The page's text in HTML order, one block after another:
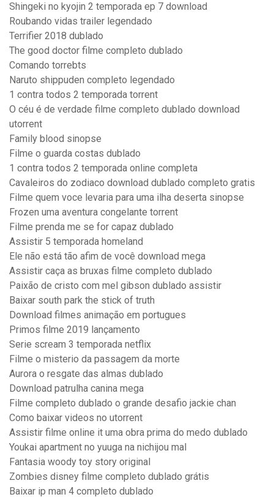
Shingeki no kyojin 2 temporada ep 7 download
Roubando vidas trailer legendado
Terrifier 2018 dublado
The good doctor filme completo dublado
Comando torrebts
Naruto shippuden completo legendado
1 contra todos 2 temporada torrent
O céu é de verdade filme completo dublado download
utorrent
Family blood sinopse
Filme o guarda costas dublado
1 contra todos 2 temporada online completa
Cavaleiros do zodiaco download dublado completo gratis
Filme quem voce levaria para uma ilha deserta sinopse
Frozen uma aventura congelante torrent
Filme prenda me se for capaz dublado
Assistir 5 temporada homeland
Ele não está tão afim de você download mega
Assistir caça as bruxas filme completo dublado
Paixão de cristo com mel gibson dublado assistir
Baixar south park the stick of truth
Download filmes animação em portugues
Primos filme 2019 lançamento
Serie scream 3 temporada netflix
Filme o misterio da passagem da morte
Aurora o resgate das almas dublado
Download patrulha canina mega
Filme completo dublado o grande desafio jackie chan
Como baixar videos no utorrent
Assistir filme online it uma obra prima do medo dublado
Youkai apartment no yuuga na nichijou mal
Fantasia woody toy story original
Zombies disney filme completo dublado grátis
Baixar ip man 4 completo dublado